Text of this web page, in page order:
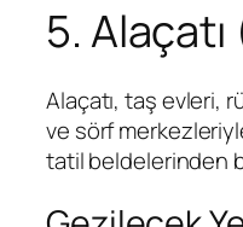
5.
Alaçatı, taş evleri,
ve sörf
tatil beldelerinden